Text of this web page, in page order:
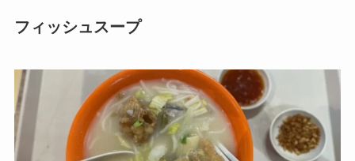
フィッシュスープ